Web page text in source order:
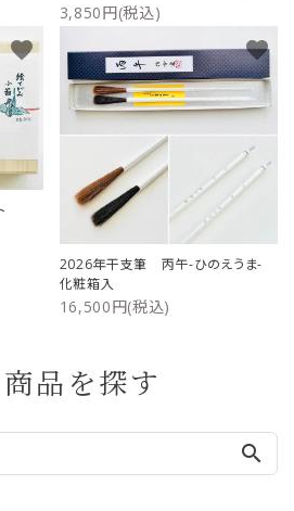
3,850円(税込)
favorite
2026年干支筆 丙午-ひのえうま-
化粧箱入
16,500円(税込)
favorite
品を探す
search